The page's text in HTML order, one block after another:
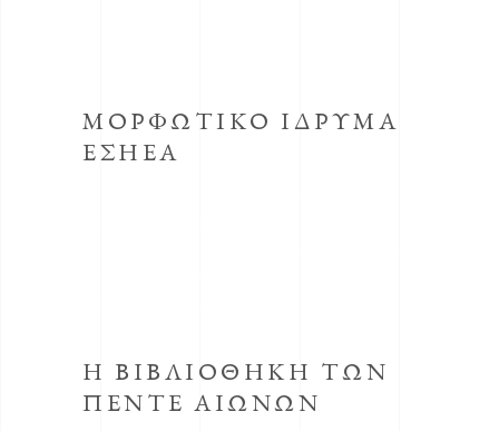
ΜΟΡΦΩΤΙΚΟ ΙΔΡΥΜΑ
ΕΣΗΕΑ
Η ΒΙΒΛΙΟΘΗΚΗ ΤΩΝ
ΠΕΝΤΕ ΑΙΩΝΩΝ